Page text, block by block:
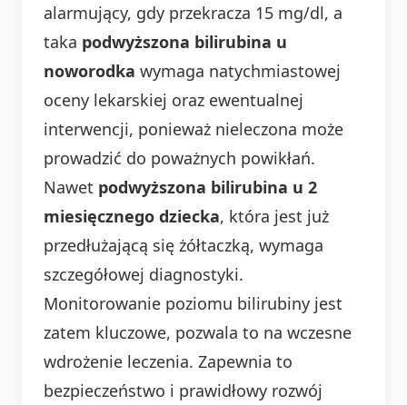
alarmujący, gdy przekracza 15 mg/dl, a
taka podwyższona bilirubina u
noworodka wymaga natychmiastowej
oceny lekarskiej oraz ewentualnej
interwencji, ponieważ nieleczona może
prowadzić do poważnych powikłań.
Nawet podwyższona bilirubina u 2
miesięcznego dziecka, która jest już
przedłużającą się żółtaczką, wymaga
szczegółowej diagnostyki.
Monitorowanie poziomu bilirubiny jest
zatem kluczowe, pozwala to na wczesne
wdrożenie leczenia. Zapewnia to
bezpieczeństwo i prawidłowy rozwój